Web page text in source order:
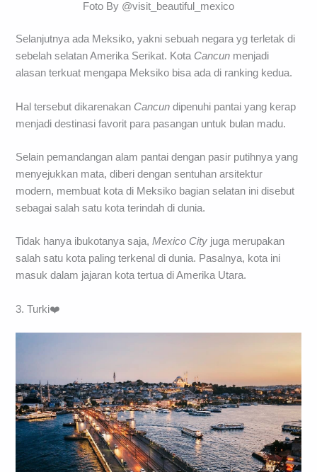
Foto By @visit_beautiful_mexico
Selanjutnya ada Meksiko, yakni sebuah negara yg terletak di
sebelah selatan Amerika Serikat. Kota Cancun menjadi
alasan terkuat mengapa Meksiko bisa ada di ranking kedua.
Hal tersebut dikarenakan Cancun dipenuhi pantai yang kerap
menjadi destinasi favorit para pasangan untuk bulan madu.
Selain pemandangan alam pantai dengan pasir putihnya yang
menyejukkan mata, diberi dengan sentuhan arsitektur
modern, membuat kota di Meksiko bagian selatan ini disebut
sebagai salah satu kota terindah di dunia.
Tidak hanya ibukotanya saja,Mexico City juga merupakan
salah satu kota paling terkenal di dunia. Pasalnya, kota ini
masuk dalam jajaran kota tertua di Amerika Utara.
3. Turki❤️